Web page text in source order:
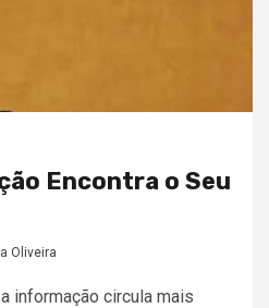
Encontra o Seu
Oliveira
informação circula mais